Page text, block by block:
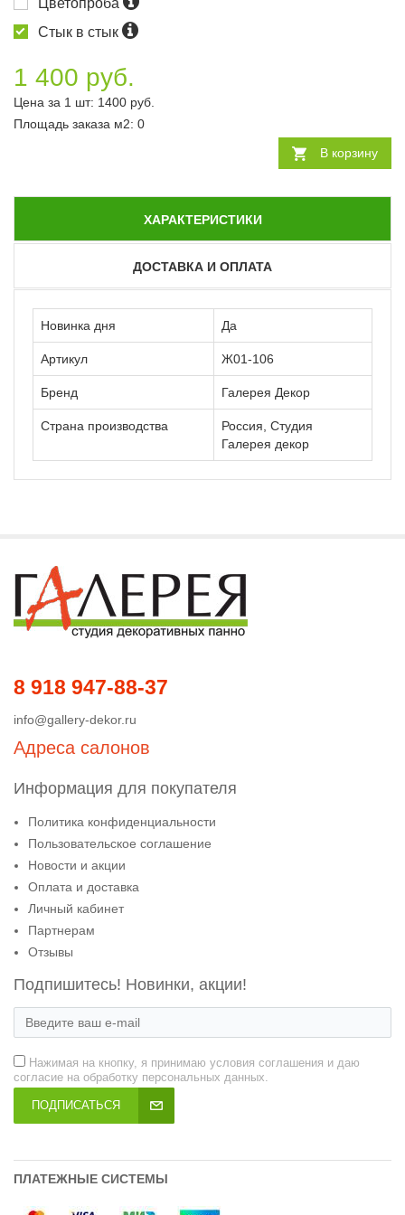
Стык в стык
1 400 руб.
Цена за 1 шт: 1400 руб.
Площадь заказа м2: 0
В корзину
ХАРАКТЕРИСТИКИ
ДОСТАВКА И ОПЛАТА
Новинка дня Да
Артикул Ж01-106
Бренд Галерея Декор
Страна производства
Россия, Студия
Галерея декор
8 918 947-88-37
info@gallery-dekor.ru
Адреса салонов
Информация для покупателя
Политика конфиденциальности
Пользовательское соглашение
Новости и акции
Оплата и доставка
Личный кабинет
Партнерам
Отзывы
Подпишитесь! Новинки, акции!
Нажимая на кнопку, я принимаю условия соглашения и даю
согласие на обработку персональных данных.
ПОДПИСАТЬСЯ
ПЛАТЕЖНЫЕ СИСТЕМЫ